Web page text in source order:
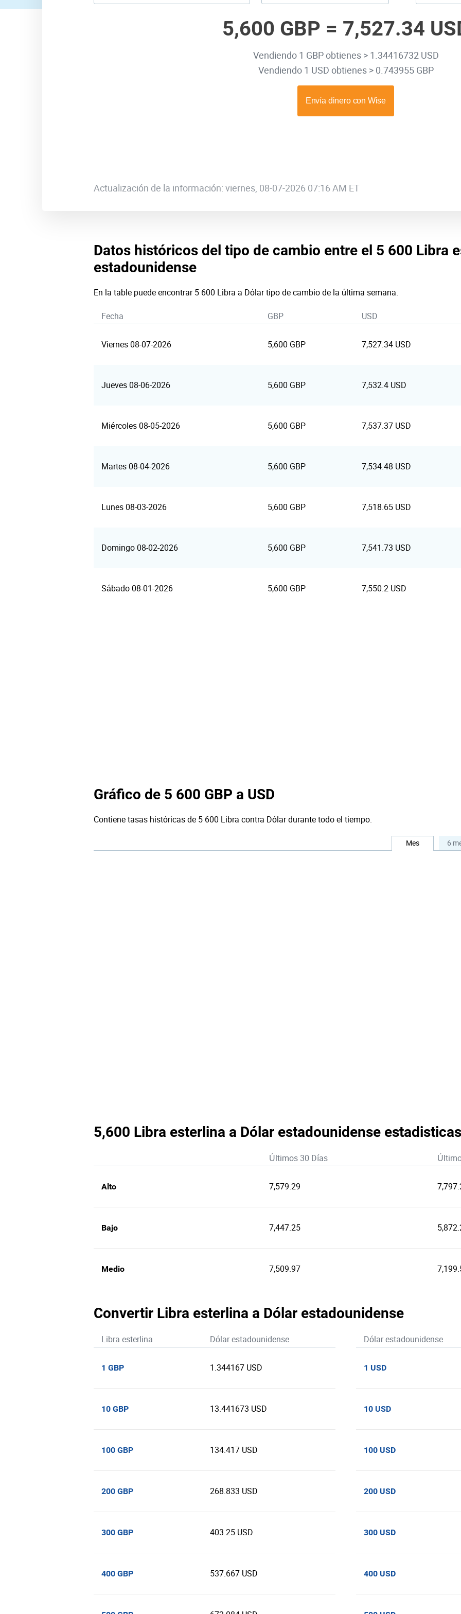
5,600 GBP = 7,527.34
Vendiendo 1 GBP obtienes > 1.34416732 USD
Vendiendo 1 USD obtienes > 0.743955 GBP
Actualización de la información: viernes, 08-07-2026 07:16 AM ET
Datos históricos del tipo de cambio entre el 5 600 Libra
estadounidense
En la table puede encontrar 5 600 Libra a Dólar tipo de cambio de la última semana.
Fecha GBP USD
Viernes 08-07-2026 5,600 GBP 7,527.34 USD
Jueves 08-06-2026 5,600 GBP 7,532.4 USD
Miércoles 08-05-2026 5,600 GBP 7,537.37 USD
Martes 08-04-2026 5,600 GBP 7,534.48 USD
Lunes 08-03-2026 5,600 GBP 7,518.65 USD
Domingo 08-02-2026 5,600 GBP 7,541.73 USD
Sábado 08-01-2026 5,600 GBP 7,550.2 USD
Gráfico de 5 600 GBP a USD
Contiene tasas históricas de 5 600 Libra contra Dólar durante todo el tiempo.
Mes 6
5,600 Libra esterlina a Dólar estadounidense estadisticas
Últimos 30 Días
Alto 7,579.29
Bajo 7,447.25
Medio 7,509.97
Convertir Libra esterlina a Dólar estadounidense
Libra esterlina Dólar estadounidense
1 GBP 1.344167 USD
10 GBP 13.441673 USD
100 GBP 134.417 USD
200 GBP 268.833 USD
300 GBP 403.25 USD
400 GBP 537.667 USD
Dólar estadounidense
1 USD
10 USD
100 USD
200 USD
300 USD
400 USD